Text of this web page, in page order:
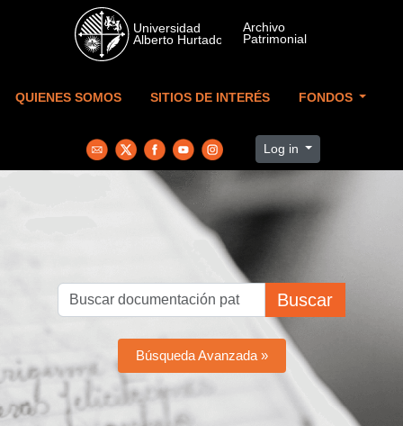
Skip to main content
QUIENES SOMOS SITIOS DE INTERÉS FONDOS
Log in
Buscar
Búsqueda Avanzada »